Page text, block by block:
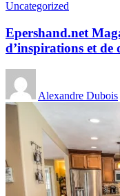
Uncategorized
Epershand.net
d’inspirations et de
Alexandre Dubois